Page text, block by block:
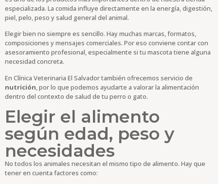
especializada. La comida influye directamente en la energía, digestión,
piel, pelo, peso y salud general del animal.
Elegir bien no siempre es sencillo. Hay muchas marcas, formatos,
composiciones y mensajes comerciales. Por eso conviene contar con
asesoramiento profesional, especialmente si tu mascota tiene alguna
necesidad concreta.
En Clínica Veterinaria El Salvador también ofrecemos servicio de
nutrición, por lo que podemos ayudarte a valorar la alimentación
dentro del contexto de salud de tu perro o gato.
Elegir el alimento
según edad, peso y
necesidades
No todos los animales necesitan el mismo tipo de alimento. Hay que
tener en cuenta factores como: